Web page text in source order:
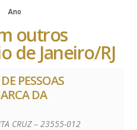
Ano
outros
de Janeiro/RJ
PESSOAS
DA
CRUZ – 23555-012